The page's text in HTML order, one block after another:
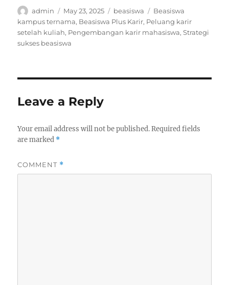
Author
admin
Posted
on
May 23, 2025 Categories
beasiswa Tags
Beasiswa
kampus ternama, Beasiswa Plus Karir, Peluang karir
setelah kuliah, Pengembangan karir mahasiswa,Strategi
sukses beasiswa
Leave a Reply
Your email address will not be published. Required fields
are marked *
COMMENT *